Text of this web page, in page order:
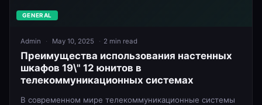
GENERAL
Admin May 10, 2025 2 min read
Преимущества использования настенных
шкафов 19\" 12 юнитов в
телекоммуникационных системах
В современном мире телекоммуникационные системы